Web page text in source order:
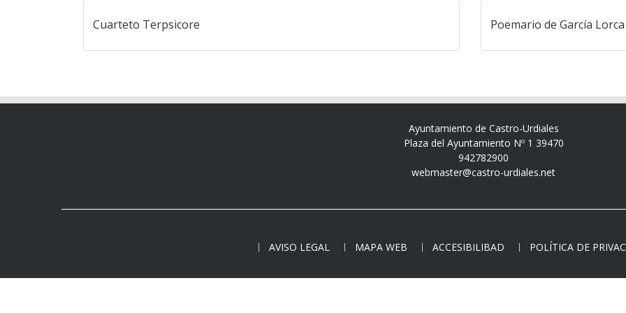
Cuarteto Terpsicore Poemario de García Lorca
Ayuntamiento de Castro-Urdiales
Plaza del Ayuntamiento Nº 1 39470
942782900
webmaster@castro-urdiales.net
AVISO LEGAL MAPA WEB ACCESIBILIBAD POLÍTICA DE